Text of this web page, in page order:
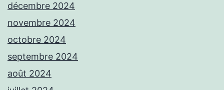
décembre 2024
novembre 2024
octobre 2024
septembre 2024
août 2024